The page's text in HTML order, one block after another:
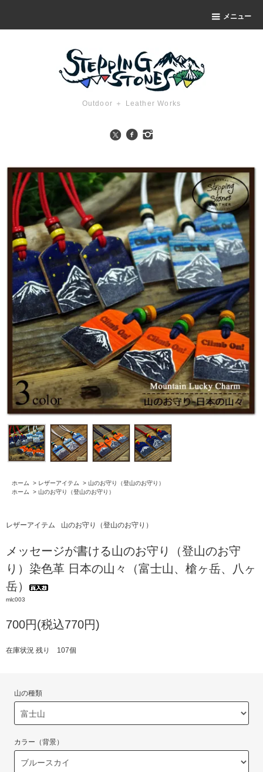
メニュー
Outdoor ＋ Leather Works
ホーム > レザーアイテム > 山のお守り（登山のお守り）
ホーム
> 山のお守り（登山のお守り）
レザーアイテム 山のお守り（登山のお守り）
メッセージが書ける山のお守り（登山のお守
り）染色革 日本の山々（富士山、槍ヶ岳、八ヶ
岳）
mlc003
700円(税込770円)
在庫状況 残り 107個
山の種類
カラー（背景）